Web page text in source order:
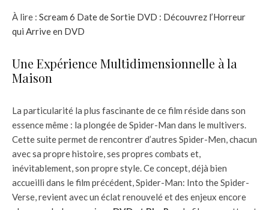
À lire : Scream 6 Date de Sortie DVD : Découvrez l’Horreur
qui Arrive en DVD
Une Expérience Multidimensionnelle à la
Maison
La particularité la plus fascinante de ce film réside dans son
essence même : la plongée de Spider-Man dans le multivers.
Cette suite permet de rencontrer d’autres Spider-Men, chacun
avec sa propre histoire, ses propres combats et,
inévitablement, son propre style. Ce concept, déjà bien
accueilli dans le film précédent, Spider-Man: Into the Spider-
Verse, revient avec un éclat renouvelé et des enjeux encore